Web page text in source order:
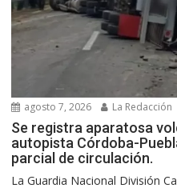
agosto 7, 2026 La Redacción
Se registra aparatosa
autopista Córdoba-
parcial de circulación.
La Guardia Nacional División